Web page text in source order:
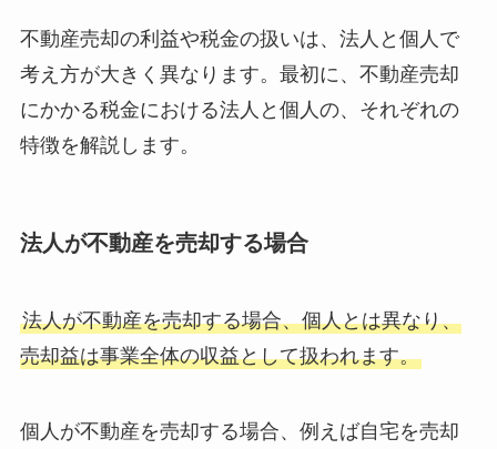
不動産売却の利益や税金の扱いは、法人と個人で
考え方が大きく異なります。最初に、不動産売却
にかかる税金における法人と個人の、それぞれの
特徴を解説します。
法人が不動産を売却する場合
法人が不動産を売却する場合、個人とは異なり、
売却益は事業全体の収益として扱われます。
個人が不動産を売却する場合、例えば自宅を売却